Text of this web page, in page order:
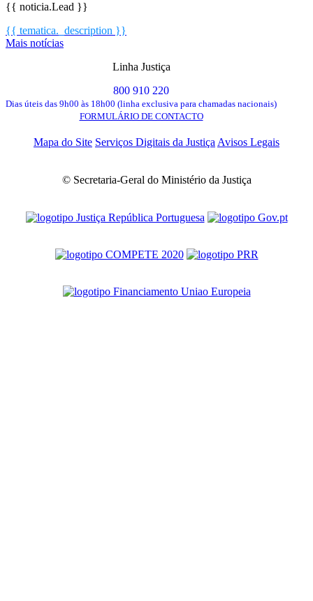
{{ noticia.Lead }}
{{ tematica._description }}
Mais notícias
Linha Justiça
800 910 220
Dias úteis das 9h00 às 18h00 (linha exclusiva para chamadas nacionais)
FORMULÁRIO DE CONTACTO
Mapa do Site Serviços Digitais da Justiça Avisos Legais
© Secretaria-Geral do Ministério da Justiça